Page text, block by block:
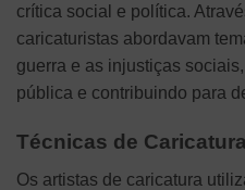
crítica social e política.
caricaturistas abordavam
guerra e as injustiças
pública e contribuindo para
Técnicas de
Os artistas de caricatura